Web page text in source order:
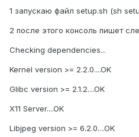
1 запускаю файл setup.sh (sh
2 после этого консоль пишет
Checking dependencies...
Kernel version >= 2.2.0....OK
Glibc version >= 2.1.2....OK
X11 Server....OK
Libjpeg version >= 6.2.0....OK